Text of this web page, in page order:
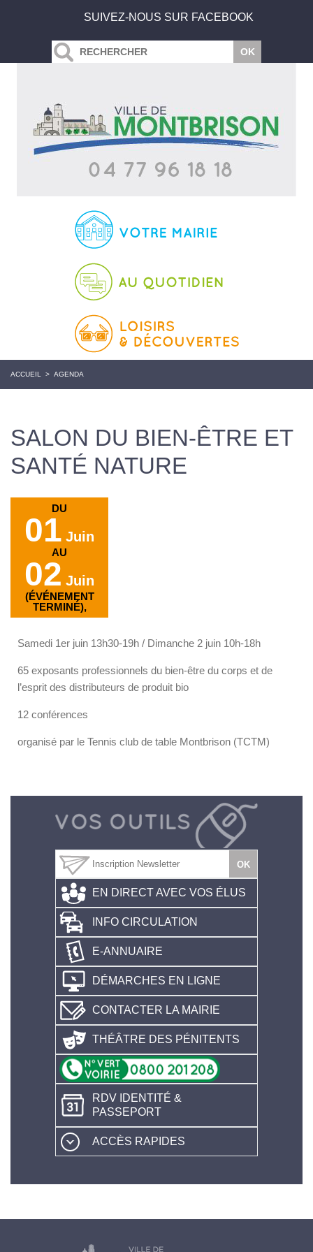
SUIVEZ-NOUS SUR FACEBOOK
ACCUEIL > AGENDA
SALON DU BIEN-ÊTRE ET
SANTÉ NATURE
DU
01 Juin
AU
02 Juin
(ÉVÉNEMENT
TERMINÉ),
Samedi 1er juin 13h30-19h / Dimanche 2 juin 10h-18h
65 exposants professionnels du bien-être du corps et de
l’esprit des distributeurs de produit bio
12 conférences
organisé par le Tennis club de table Montbrison (TCTM)
EN DIRECT AVEC VOS ÉLUS
INFO CIRCULATION
E-ANNUAIRE
DÉMARCHES EN LIGNE
CONTACTER LA MAIRIE
THÉÂTRE DES PÉNITENTS
RDV IDENTITÉ &
PASSEPORT
ACCÈS RAPIDES